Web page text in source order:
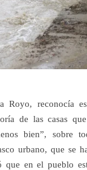
Royo, reconocía
de las casas
bien”, sobre
urbano, que se
que en el pueblo